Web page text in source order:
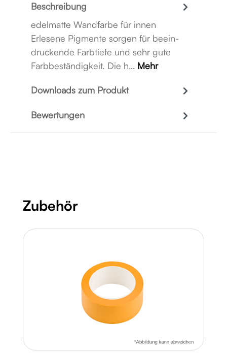
Beschreibung
edelmatte Wandfarbe für innen
Erlesene Pigmente sorgen für beein­
druckende Farbtiefe und sehr gute
Farbbeständigkeit. Die h… Mehr
Downloads zum Produkt
Bewertungen
Produktgalerie überspringen